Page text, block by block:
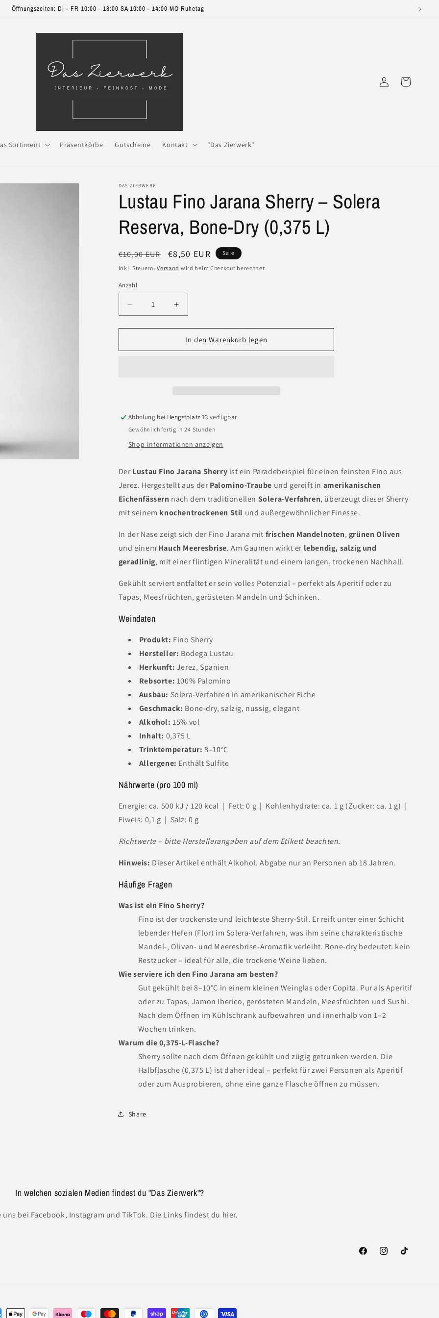
Öffnungszeiten: DI - FR 10:00 - 18:00 SA 10:00 - 14:00 MO Ruhetag
Sortiment Präsentkörbe Gutscheine Kontakt "Das Zierwerk"
EinloggenWarenkorb
DAS ZIERWERK
Lustau Fino Jarana Sherry – Solera
Reserva, Bone-Dry (0,375 L)
Normaler
Preis
€10,00 EUR Verkaufspreis
€8,50 EUR Sale
Inkl. Steuern.Versand wird beim Checkout berechnet
Anzahl
Anzahl
Verringere
die
Menge
Lustau
Bone-
Dry
(0,375
Erhöhe
die
Menge
für
Lustau
Bone-
Dry
(0,375
In den Warenkorb legen
Abholung bei Hengstplatz 13 verfügbar
Gewöhnlich fertig in 24 Stunden
Shop-Informationen anzeigen
DerLustau Fino Jarana Sherry ist ein Paradebeispiel für einen feinsten Fino aus
Jerez. Hergestellt aus derPalomino-Traube und gereift in amerikanischen
Eichenfässern nach dem traditionellen Solera-Verfahren, überzeugt dieser Sherry
mit seinem knochentrockenen Stil und außergewöhnlicher Finesse.
In der Nase zeigt sich der Fino Jarana mit frischen Mandelnoten, grünen Oliven
und einem Hauch Meeresbrise. Am Gaumen wirkt er lebendig, salzig und
geradlinig, mit einer flintigen Mineralität und einem langen, trockenen Nachhall.
Gekühlt serviert entfaltet er sein volles Potenzial – perfekt als Aperitif oder zu
Tapas, Meesfrüchten, gerösteten Mandeln und Schinken.
Weindaten
Produkt: Fino Sherry
Hersteller: Bodega Lustau
Herkunft: Jerez, Spanien
Rebsorte: 100% Palomino
Ausbau: Solera-Verfahren in amerikanischer Eiche
Geschmack: Bone-dry, salzig, nussig, elegant
Alkohol: 15% vol
Inhalt: 0,375 L
Trinktemperatur: 8–10°C
Allergene: Enthält Sulfite
Nährwerte (pro 100 ml)
Energie: ca. 500 kJ / 120 kcal | Fett: 0 g | Kohlenhydrate: ca. 1 g (Zucker: ca. 1 g) |
Eiweis: 0,1 g | Salz: 0 g
Richtwerte – bitte Herstellerangaben auf dem Etikett beachten.
Hinweis: Dieser Artikel enthält Alkohol. Abgabe nur an Personen ab 18 Jahren.
Häufige Fragen
Was ist ein Fino Sherry?
Fino ist der trockenste und leichteste Sherry-Stil. Er reift unter einer Schicht
lebender Hefen (Flor) im Solera-Verfahren, was ihm seine charakteristische
Mandel-, Oliven- und Meeresbrise-Aromatik verleiht. Bone-dry bedeutet: kein
Restzucker – ideal für alle, die trockene Weine lieben.
Wie serviere ich den Fino Jarana am besten?
Gut gekühlt bei 8–10°C in einem kleinen Weinglas oder Copita. Pur als Aperitif
oder zu Tapas, Jamon Iberico, gerösteten Mandeln, Meesfrüchten und Sushi.
Nach dem Öffnen im Kühlschrank aufbewahren und innerhalb von 1–2
Wochen trinken.
Warum die 0,375-L-Flasche?
Sherry sollte nach dem Öffnen gekühlt und zügig getrunken werden. Die
Halbflasche (0,375 L) ist daher ideal – perfekt für zwei Personen als Aperitif
oder zum Ausprobieren, ohne eine ganze Flasche öffnen zu müssen.
Share
In welchen sozialen Medien findest du "Das Zierwerk"?
uns bei Facebook, Instagram und TikTok. Die Links findest du hier.
FacebookInstagramTikTok